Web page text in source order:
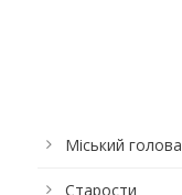
Міський голова
Старости